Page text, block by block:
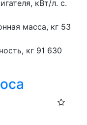
кВт/л. с.
масса, кг 53
кг 91 630